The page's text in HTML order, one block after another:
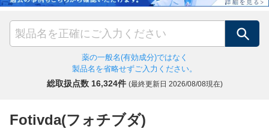
検索
薬の一般名(有効成分)ではなく
製品名を省略せずご入力ください。
総取扱点数 16,324件 (最終更新日 2026/08/08現在)
Fotivda(フォチブダ)